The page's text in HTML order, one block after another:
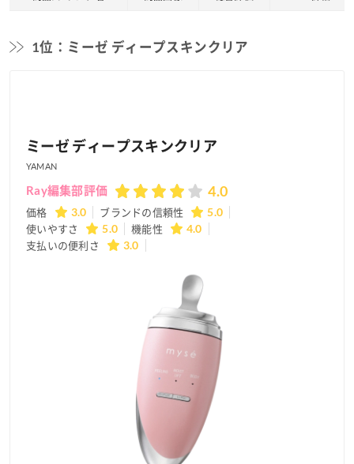
1位：ミーゼ ディープスキンクリア
ミーゼ ディープスキンクリア
YAMAN
Ray編集部評価 4.0
価格 3.0 ブランドの信頼性 5.0
使いやすさ 5.0 機能性 4.0
支払いの便利さ 3.0